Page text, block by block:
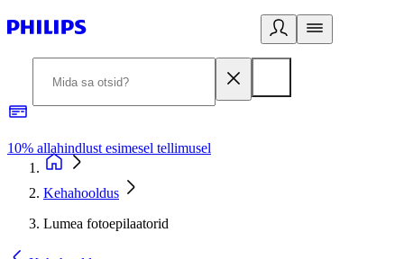
10% allahindlust esimesel tellimusel
Kehahooldus
Lumea fotoepilaatorid